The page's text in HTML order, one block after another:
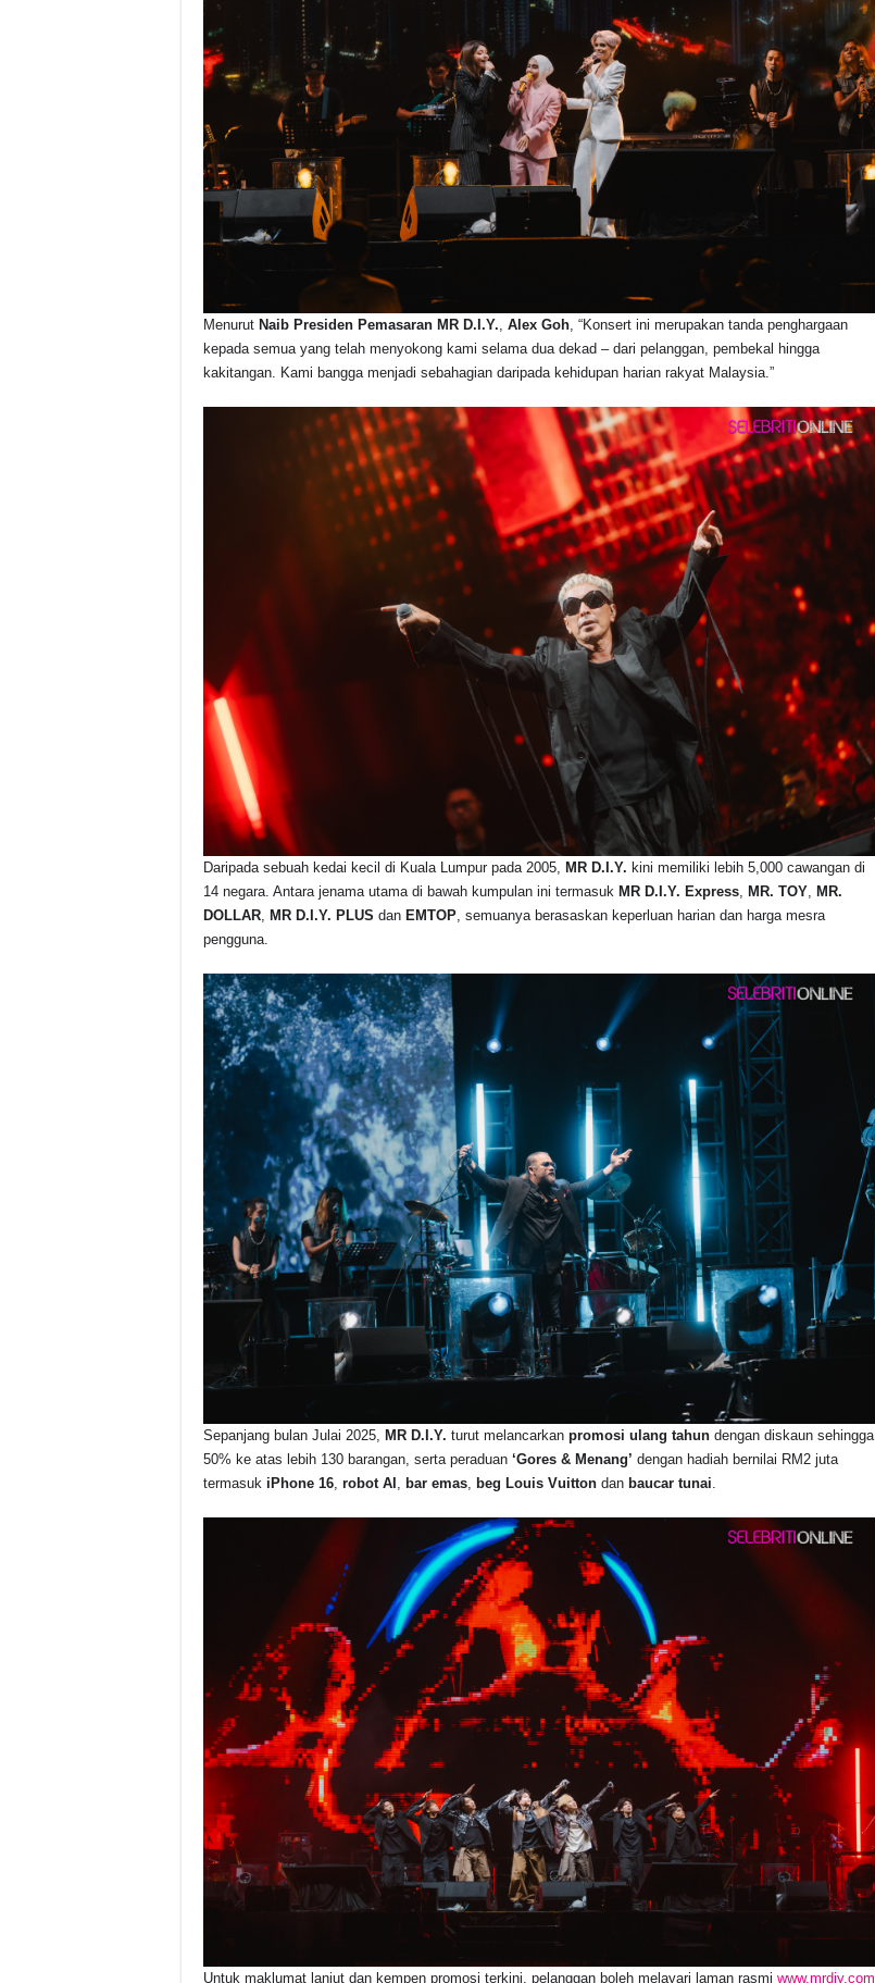
Menurut Naib Presiden Pemasaran MR D.I.Y., Alex Goh, “Konsert ini merupakan tanda penghargaan
kepada semua yang telah menyokong kami selama dua dekad – dari pelanggan, pembekal hingga
kakitangan. Kami bangga menjadi sebahagian daripada kehidupan harian rakyat Malaysia.”
Daripada sebuah kedai kecil di Kuala Lumpur pada 2005, MR D.I.Y. kini memiliki lebih 5,000 cawangan di
14 negara. Antara jenama utama di bawah kumpulan ini termasuk MR D.I.Y. Express, MR. TOY, MR.
DOLLAR, MR D.I.Y. PLUS dan EMTOP, semuanya berasaskan keperluan harian dan harga mesra
pengguna.
Sepanjang bulan Julai 2025, MR D.I.Y. turut melancarkan promosi ulang tahun dengan diskaun sehingga
50% ke atas lebih 130 barangan, serta peraduan ‘Gores & Menang’ dengan hadiah bernilai RM2 juta
termasuk iPhone 16 robot AI bar emas beg Louis Vuitton dan baucar tunai
Untuk maklumat lanjut dan kempen promosi terkini, pelanggan boleh melayari laman rasmi www.mrdiy.com